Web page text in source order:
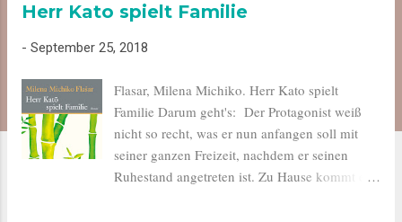
Herr Kato spielt Familie
- September 25, 2018
Flasar, Milena Michiko. Herr Kato spielt
Familie Darum geht's: Der Protagonist weiß
nicht so recht, was er nun anfangen soll mit
seiner ganzen Freizeit, nachdem er seinen
Ruhestand angetreten ist. Zu Hause kommt er